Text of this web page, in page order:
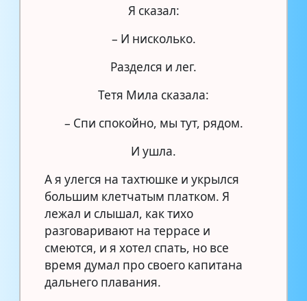
Я сказал:
– И нисколько.
Разделся и лег.
Тетя Мила сказала:
– Спи спокойно, мы тут, рядом.
И ушла.
А я улегся на тахтюшке и укрылся
большим клетчатым платком. Я
лежал и слышал, как тихо
разговаривают на террасе и
смеются, и я хотел спать, но все
время думал про своего капитана
дальнего плавания.